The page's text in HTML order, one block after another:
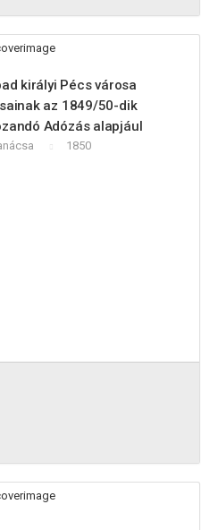
királyi Pécs városa
az 1849/50-dik
Adózás alapjául
1850